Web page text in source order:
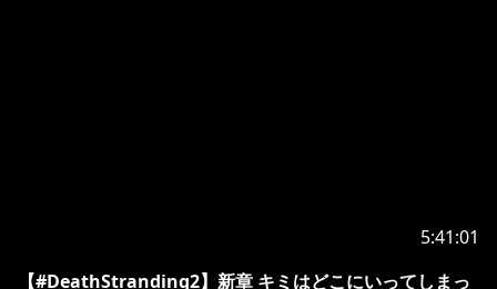
5:41:01
【#DeathStranding2】新章 キミはどこにいってしまっ